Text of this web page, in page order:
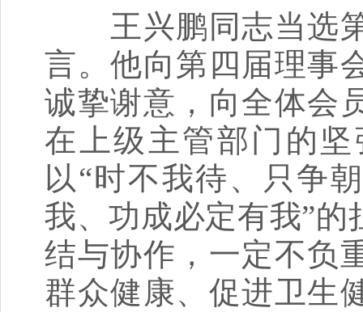
王兴鹏同志当选第
言。他向第四届理事
诚挚谢意，向全体会
在上级主管部门的
以“时不我待、只争
我、功成必定有我”
结与协作，一定不负
群众健康、促进卫生